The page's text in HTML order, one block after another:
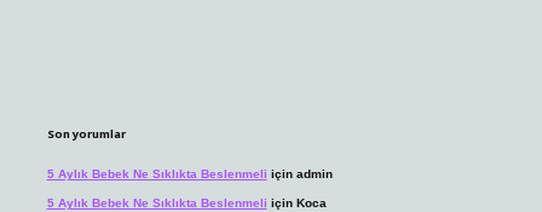
Son yorumlar
5 Aylık Bebek Ne Sıklıkta Beslenmeli için admin
5 Aylık Bebek Ne Sıklıkta Beslenmeli için Koca